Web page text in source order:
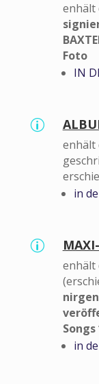
enhält
Foto
IN
p
enhält
in
p
enhält
Songs
in